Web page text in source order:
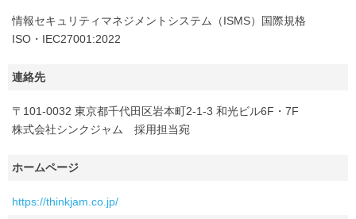
情報セキュリティマネジメントシステム（ISMS）国際規格
ISO・IEC27001:2022
連絡先
〒101-0032 東京都千代田区岩本町2-1-3 和光ビル6F・7F
株式会社シンクジャム 採用担当宛
ホームページ
https://thinkjam.co.jp/